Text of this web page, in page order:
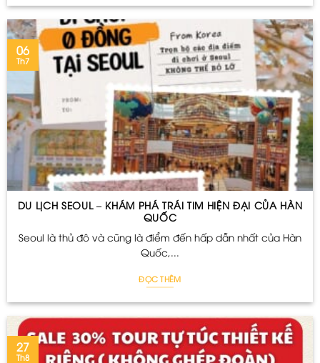
DU LỊCH SEOUL – KHÁM PHÁ TRÁI TIM HIỆN ĐẠI CỦA HÀN
QUỐC
Seoul là thủ đô và cũng là điểm đến hấp dẫn nhất của Hàn
Quốc,...
ĐỌC THÊM
06
Th7
27
Th8